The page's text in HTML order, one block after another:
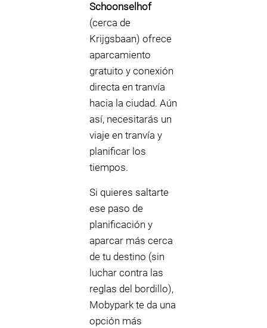
Schoonselhof
(cerca de
Krijgsbaan) ofrece
aparcamiento
gratuito y conexión
directa en tranvía
hacia la ciudad. Aún
así, necesitarás un
viaje en tranvía y
planificar los
tiempos.
Si quieres saltarte
ese paso de
planificación y
aparcar más cerca
de tu destino (sin
luchar contra las
reglas del bordillo),
Mobypark te da una
opción más